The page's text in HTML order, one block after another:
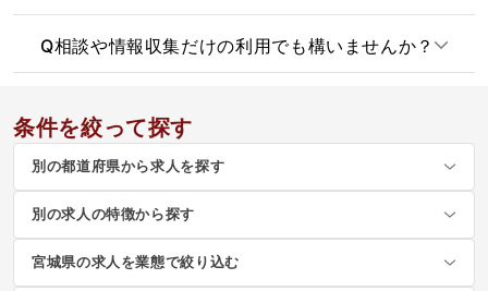
Q相談や情報収集だけの利用でも構いませんか？
条件を絞って探す
別の都道府県から求人を探す
別の求人の特徴から探す
宮城県の求人を業態で絞り込む